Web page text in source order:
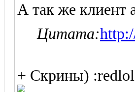
А так же клиент
Цитата:
+ Скрины)